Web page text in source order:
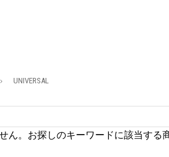
UNIVERSAL
ん。お探しのキーワードに該当する